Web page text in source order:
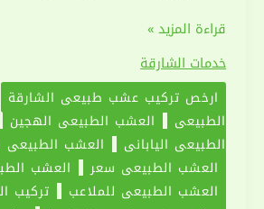
توريد
وتركيب
عشب
طبيعي
الشارقة
|0551030094
قراءة المزيد »
خدمات الشارقة
ارخص تركيب عشب طبيعى الشارقة
الطبيعي
العشب الطبيعي الهجين
الطبيعي الياباني
العشب الطبيعي
العشب الطبيعي سعر
العشب
العشب الطبيعي للملاعب
تركيب